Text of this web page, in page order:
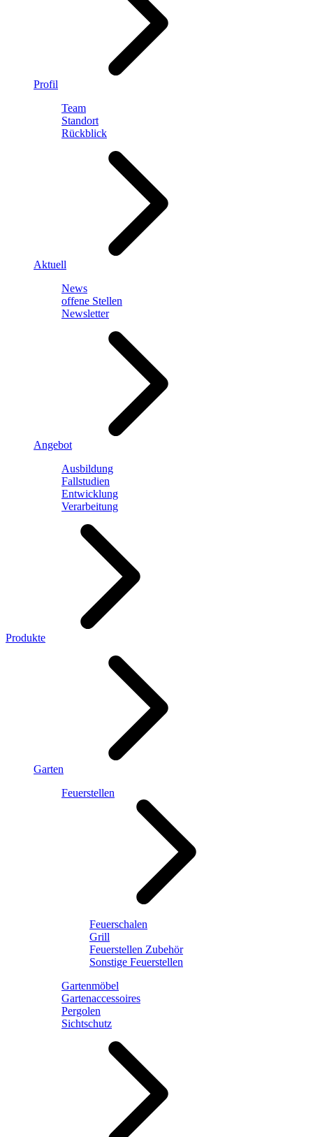
Profil
Team
Standort
Rückblick
Aktuell
News
offene Stellen
Newsletter
Angebot
Ausbildung
Fallstudien
Entwicklung
Verarbeitung
Produkte
Garten
Feuerstellen
Feuerschalen
Grill
Feuerstellen Zubehör
Sonstige Feuerstellen
Gartenmöbel
Gartenaccessoires
Pergolen
Sichtschutz